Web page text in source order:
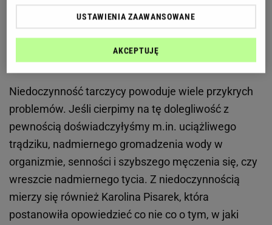
Zobacz wideoKarolina Pisarek o problemach z
niedoczynnością tarczycy
Karolina Pisarek o niedoczynności tarczycy
Niedoczynność tarczycy powoduje wiele przykrych
problemów. Jeśli cierpimy na tę dolegliwość z
pewnością doświadczyłyśmy m.in. uciążliwego
trądziku, nadmiernego gromadzenia wody w
organizmie, senności i szybszego męczenia się, czy
wreszcie nadmiernego tycia. Z niedoczynnością
mierzy się również Karolina Pisarek, która
postanowiła opowiedzieć co nie co o tym, w jaki
USTAWIENIA ZAAWANSOWANE
AKCEPTUJĘ